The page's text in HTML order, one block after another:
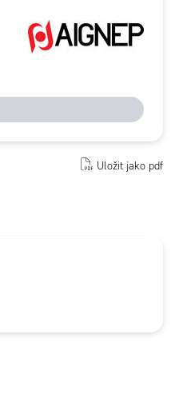
Uložit jako pdf